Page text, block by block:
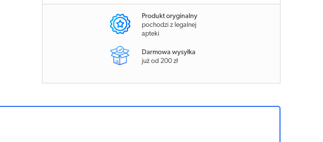
Produkt oryginalny
pochodzi z legalnej
apteki
Darmowa wysyłka
już od 200 zł